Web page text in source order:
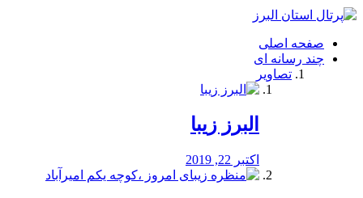
فصد
شرق
تهران
خشکشویی
صفحه اصلی
چند رسانه ای
تصاویر
البرز زیبا
اکتبر 22, 2019